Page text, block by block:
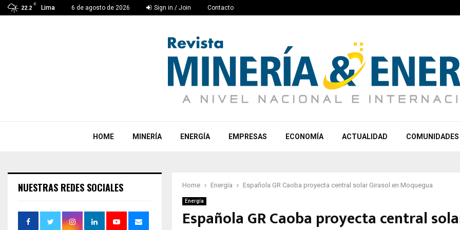
22.2
C
Lima 6 de agosto de 2026 Sign in / Join Contacto
HOME MINERÍA ENERGÍA EMPRESAS ECONOMÍA ACTUALIDAD COMUNIDADES
Home Energía Española GR Caoba proyecta central solar Girasol en Moquegua
Energía
Española GR Caoba proyecta central
NUESTRAS REDES SOCIALES